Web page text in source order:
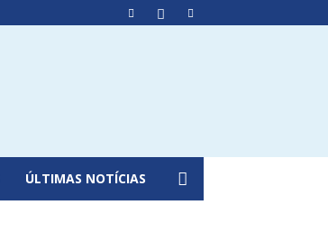
ÚLTIMAS NOTÍCIAS